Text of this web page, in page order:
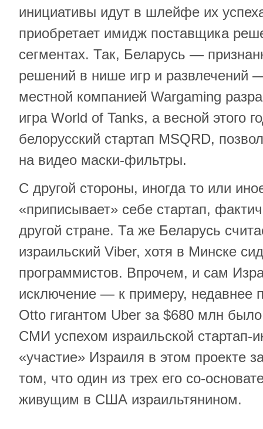
инициативы идут в шлейфе их
приобретает имидж поставщика
сегментах. Так, Беларусь —
решений в нише игр и развлечений
местной компанией Wargaming
игра World of Tanks, а весной этого
белорусский стартап MSQRD,
на видео маски-фильтры.
С другой стороны, иногда то или
«приписывает» себе стартап,
другой стране. Та же Беларусь
израильский Viber, хотя в Минске
программистов. Впрочем, и сам
исключение — к примеру, недавнее
Otto гигантом Uber за $680 млн
СМИ успехом израильской стартап-
«участие» Израиля в этом проекте
том, что один из трех его со-
живущим в США израильтянином.